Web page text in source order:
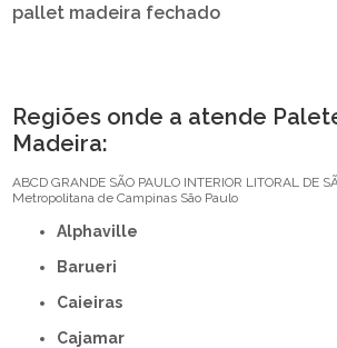
pallet madeira fechado
Regiões onde a atende
Madeira:
ABCD GRANDE SÃO PAULO INTERIOR LITORAL DE
Metropolitana de Campinas São Paulo
Alphaville
Barueri
Caieiras
Cajamar